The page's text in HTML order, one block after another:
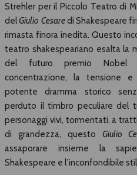
Strehler per il Piccolo Teatro di
delGiulio Cesaredi Shakespeare
rimasta finora inedita. Questo
teatro shakespeariano esalta la
del futuro premio Nobel
concentrazione, la tensione
potente dramma storico
perduto il timbro peculiare del
personaggi vivi, tormentati, a
di grandezza, questo Giulio
assaporare insieme la
Shakespeare e l’inconfondibile